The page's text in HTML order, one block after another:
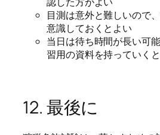
目測は意外と難しいので
意識しておくとよい
当日は待ち時間が長い可
習用の資料を持っていく
12. 最後に